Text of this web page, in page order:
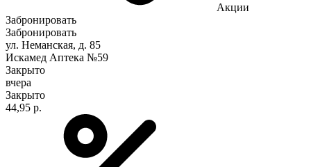
Акции
Забронировать
Забронировать
ул. Неманская, д. 85
Искамед Аптека №59
Закрыто
вчера
Закрыто
44,95 р.